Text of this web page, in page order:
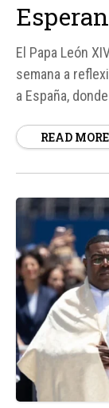
El Papa León
semana a
a España,
la rica tradición
READ MORE